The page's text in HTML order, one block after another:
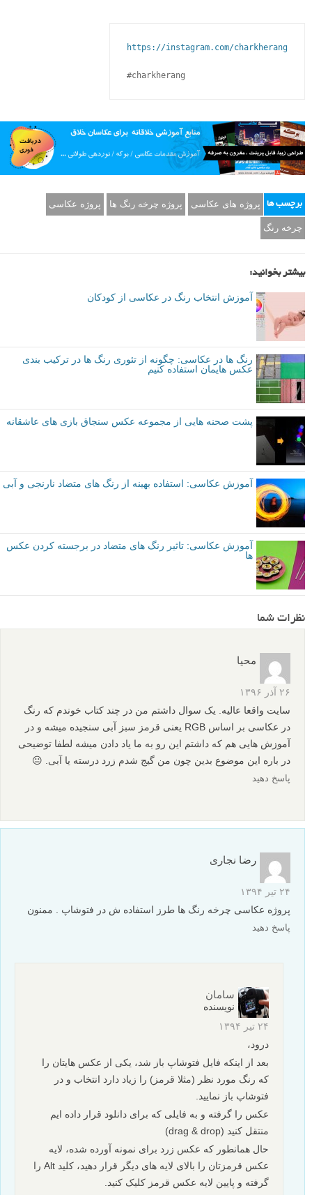
https://instagram.com/charkherang
برچسب ها پروژه های عکاسی پروژه چرخه رنگ ها پروژه عکاسی
چرخه رنگ
بیشتر بخوانید:
آموزش انتخاب رنگ در عکاسی از کودکان
رنگ ها در عکاسی: چگونه از تئوری رنگ ها در ترکیب بندی
عکس هایمان استفاده کنیم
پشت صحنه هایی از مجموعه عکس سنجاق بازی های عاشقانه
آموزش عکاسی: استفاده بهینه از رنگ های متضاد نارنجی و آبی
آموزش عکاسی: تاثیر رنگ های متضاد در برجسته کردن عکس
ها
نظرات شما
محیا
۲۶ آذر ۱۳۹۶
سایت واقعا عالیه. یک سوال داشتم من در چند کتاب خوندم که رنگ
در عکاسی بر اساس RGB یعنی قرمز سبز آبی سنجیده میشه و در
آموزش هایی هم که داشتم این رو به ما یاد دادن میشه لطفا توضیحی
در باره این موضوع بدین چون من گیج شدم زرد درسته یا آبی. 😐
پاسخ دهید
رضا نجاری
۲۴ تیر ۱۳۹۴
پروژه عکاسی چرخه رنگ ها طرز استفاده ش در فتوشاپ . ممنون
پاسخ دهید
سامان
نویسنده
۲۴ تیر ۱۳۹۴
درود،
بعد از اینکه فایل فتوشاپ باز شد، یکی از عکس هایتان را
که رنگ مورد نظر (مثلا قرمز) را زیاد دارد انتخاب و در
فتوشاپ باز نمایید.
عکس را گرفته و به فایلی که برای دانلود قرار داده ایم
منتقل کنید (drag & drop)
حال همانطور که عکس زرد برای نمونه آورده شده، لایه
عکس قرمزتان را بالای لایه های دیگر قرار دهید، کلید Alt را
گرفته و پایین لایه عکس قرمز کلیک کنید.